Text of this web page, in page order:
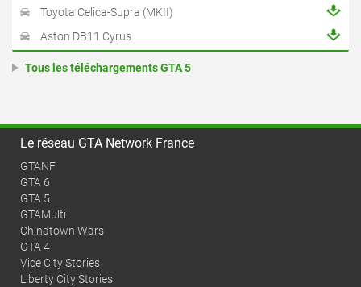
Toyota Celica-Supra (MKII)
Aston DB11 Cyrus
Tous les téléchargements GTA 5
Le réseau GTA Network France
GTANF
GTA 6
GTA 5
GTAMulti
Chinatown Wars
GTA 4
Vice City Stories
Liberty City Stories